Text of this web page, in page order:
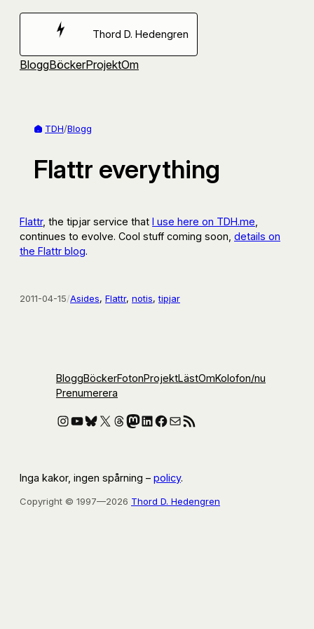
Hoppa
Thord D. Hedengren
BloggBöckerProjektOm
TDH/Blogg
Flattr everything
Flattr, the tipjar service that I use here on TDH.me
continues to evolve. Cool stuff coming soon, details on
the Flattr blog.
2011-04-15/Asides, Flattr, notis, tipjar
BloggBöckerFotonProjektLästOmKolofon/nu
Prenumerera
Instagram
YouTube
Bluesky
X Threads
Mastodon
LinkedIn
Facebook
E-postRSS-flöde
Inga kakor, ingen spårning – policy.
Copyright © 1997—2026 Thord D. Hedengren